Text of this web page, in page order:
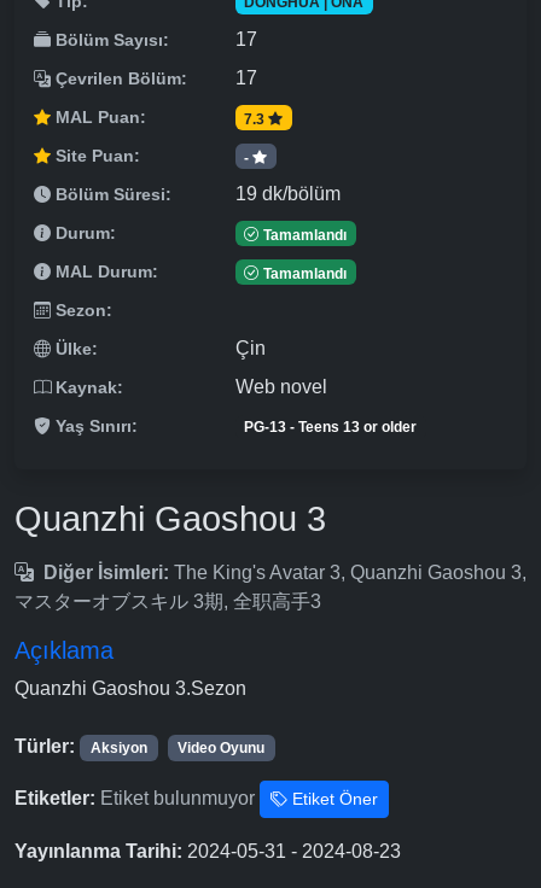
Bölüm Sayısı: 17
Çevrilen Bölüm: 17
MAL Puan: 7.3
Site Puan: -
Bölüm Süresi: 19 dk/bölüm
Durum: Tamamlandı
MAL Durum: Tamamlandı
Sezon:
Ülke:
Çin
Kaynak: Web novel
Yaş Sınırı: PG-13 - Teens 13 or older
Quanzhi Gaoshou 3
Diğer İsimleri: The King's Avatar 3, Quanzhi Gaoshou 3,
マスターオブスキル 3期, 全职高手3
Açıklama
Quanzhi Gaoshou 3.Sezon
Türler: Aksiyon Video Oyunu
Etiketler: Etiket bulunmuyor Etiket Öner
Yayınlanma Tarihi: 2024-05-31 - 2024-08-23